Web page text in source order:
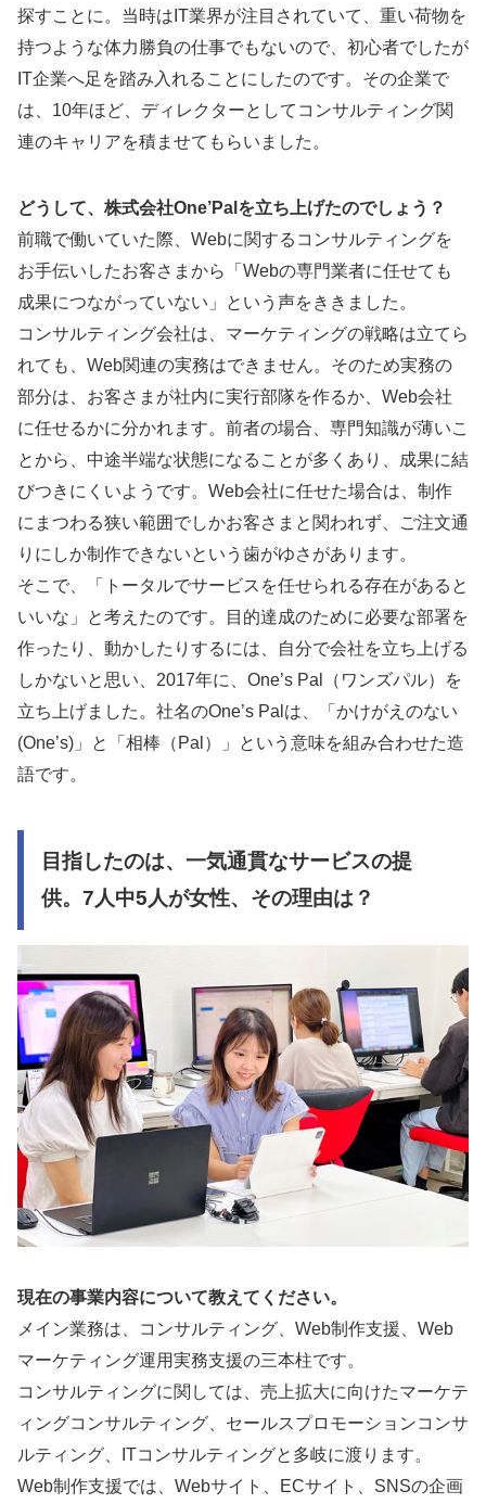
探すことに。当時はIT業界が注目されていて、重い荷物を
持つような体力勝負の仕事でもないので、初心者でしたが
IT企業へ足を踏み入れることにしたのです。その企業で
は、10年ほど、ディレクターとしてコンサルティング関
連のキャリアを積ませてもらいました。
どうして、株式会社One’Palを立ち上げたのでしょう？
前職で働いていた際、Webに関するコンサルティングを
お手伝いしたお客さまから「Webの専門業者に任せても
成果につながっていない」という声をききました。
コンサルティング会社は、マーケティングの戦略は立てら
れても、Web関連の実務はできません。そのため実務の
部分は、お客さまが社内に実行部隊を作るか、Web会社
に任せるかに分かれます。前者の場合、専門知識が薄いこ
とから、中途半端な状態になることが多くあり、成果に結
びつきにくいようです。Web会社に任せた場合は、制作
にまつわる狭い範囲でしかお客さまと関われず、ご注文通
りにしか制作できないという歯がゆさがあります。
そこで、「トータルでサービスを任せられる存在があると
いいな」と考えたのです。目的達成のために必要な部署を
作ったり、動かしたりするには、自分で会社を立ち上げる
しかないと思い、2017年に、One’s Pal（ワンズパル）を
立ち上げました。社名のOne’s Palは、「かけがえのない
(One’s)」と「相棒（Pal）」という意味を組み合わせた造
語です。
目指したのは、一気通貫なサービスの提
供。7人中5人が女性、その理由は？
現在の事業内容について教えてください。
メイン業務は、コンサルティング、Web制作支援、Web
マーケティング運用実務支援の三本柱です。
コンサルティングに関しては、売上拡大に向けたマーケテ
ィングコンサルティング、セールスプロモーションコンサ
ルティング、ITコンサルティングと多岐に渡ります。
Web制作支援では、Webサイト、ECサイト、SNSの企画